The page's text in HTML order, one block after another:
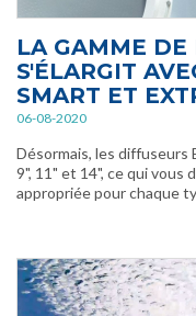
LA GAMME DE
S'ÉLARGIT
SMART ET
06-08-2020
Désormais, les diffuseurs
9", 11" et 14", ce qui vous
appropriée pour chaque